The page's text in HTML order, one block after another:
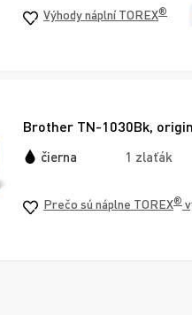
Výhody náplní TOREX®
Brother TN-1030Bk,
čierna 1 zlaťák
Prečo sú náplne TOREX®